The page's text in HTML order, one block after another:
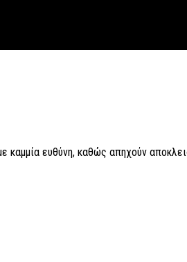
καμμία ευθύνη, καθώς απηχούν